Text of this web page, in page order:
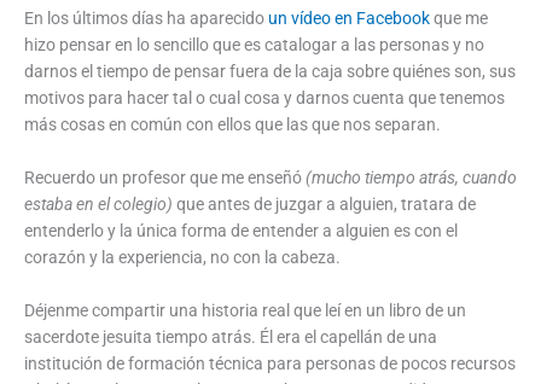
En los últimos días ha aparecido un vídeo en Facebookque me
hizo pensar en lo sencillo que es catalogar a las personas y no
darnos el tiempo de pensar fuera de la caja sobre quiénes son, sus
motivos para hacer tal o cual cosa y darnos cuenta que tenemos
más cosas en común con ellos que las que nos separan.
Recuerdo un profesor que me enseñó(mucho tiempo atrás, cuando
estaba en el colegio) que antes de juzgar a alguien, tratara de
entenderlo y la única forma de entender a alguien es con el
corazón y la experiencia, no con la cabeza.
Déjenme compartir una historia real que leí en un libro de un
sacerdote jesuita tiempo atrás. Él era el capellán de una
institución de formación técnica para personas de pocos recursos